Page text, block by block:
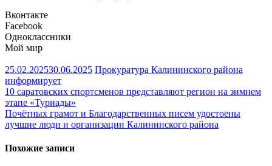
Вконтакте
Facebook
Одноклассники
Мой мир
25.02.202530.06.2025 Прокуратура Калининского района
информирует
Навигация
по
записям
10 саратовских спортсменов представляют регион на зимнем
этапе «Туриады»
Почётных грамот и Благодарственных писем удостоены
лучшие люди и организации Калининского района
Похожие записи